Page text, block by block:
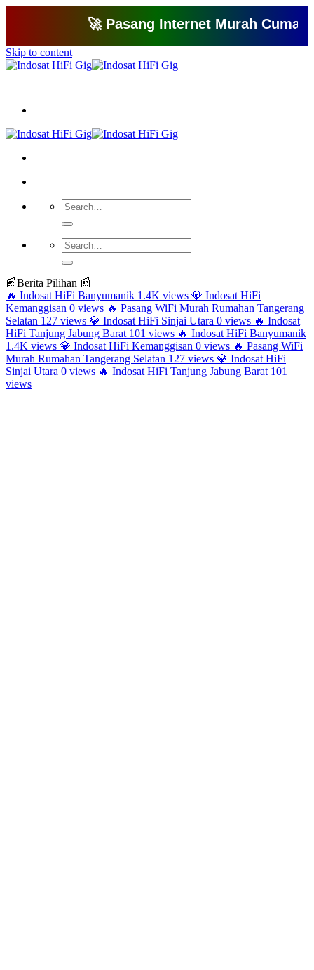
🚀 Pasang Internet Murah Cuma 150
Skip to content
📰Berita Pilihan 📰
🔥 Indosat HiFi Banyumanik 1.4K views 💎 Indosat HiFi
Kemanggisan 0 views 🔥 Pasang WiFi Murah Rumahan Tangerang
Selatan 127 views 💎 Indosat HiFi Sinjai Utara 0 views 🔥 Indosat
HiFi Tanjung Jabung Barat 101 views 🔥 Indosat HiFi Banyumanik
1.4K views 💎 Indosat HiFi Kemanggisan 0 views 🔥 Pasang WiFi
Murah Rumahan Tangerang Selatan 127 views 💎 Indosat HiFi
Sinjai Utara 0 views 🔥 Indosat HiFi Tanjung Jabung Barat 101
views